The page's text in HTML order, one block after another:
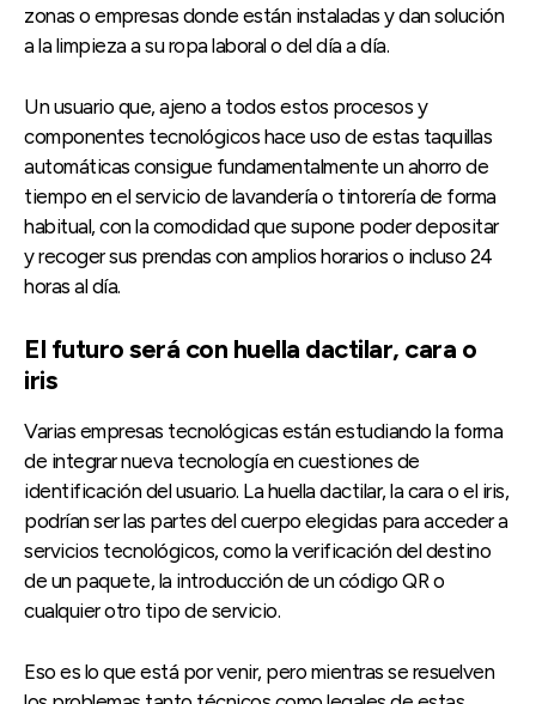
zonas o empresas donde están instaladas y dan solución
a la limpieza a su ropa laboral o del día a día.
Un usuario que, ajeno a todos estos procesos y
componentes tecnológicos hace uso de estas taquillas
automáticas consigue fundamentalmente un ahorro de
tiempo en el servicio de lavandería o tintorería de forma
habitual, con la comodidad que supone poder depositar
y recoger sus prendas con amplios horarios o incluso 24
horas al día.
El futuro será con huella dactilar, cara o
iris
Varias empresas tecnológicas están estudiando la forma
de integrar nueva tecnología en cuestiones de
identificación del usuario. La huella dactilar, la cara o el iris,
podrían ser las partes del cuerpo elegidas para acceder a
servicios tecnológicos, como la verificación del destino
de un paquete, la introducción de un código QR o
cualquier otro tipo de servicio.
Eso es lo que está por venir, pero mientras se resuelven